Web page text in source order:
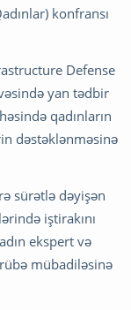
konfransı
Defense
yan tədbir
qadınların
dəstəklənməsinə
sürətlə dəyişən
iştirakını
ekspert və
mübadiləsinə